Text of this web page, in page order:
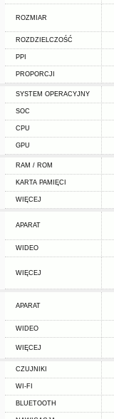
ROZMIAR
ROZDZIELCZOŚĆ
PPI
PROPORCJI
SYSTEM OPERACYJNY
SOC
CPU
GPU
RAM / ROM
KARTA PAMIĘCI
WIĘCEJ
APARAT
WIDEO
WIĘCEJ
APARAT
WIDEO
WIĘCEJ
CZUJNIKI
WI-FI
BLUETOOTH